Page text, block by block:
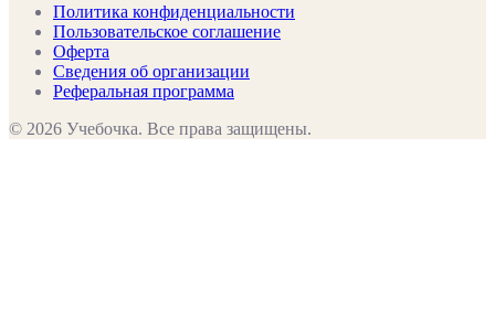
Политика конфиденциальности
Пользовательское соглашение
Оферта
Сведения об организации
Реферальная программа
© 2026 Учебочка. Все права защищены.